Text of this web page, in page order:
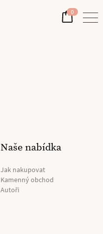
0
Naše nabídka
Jak nakupovat
Kamenný obchod
Autoři